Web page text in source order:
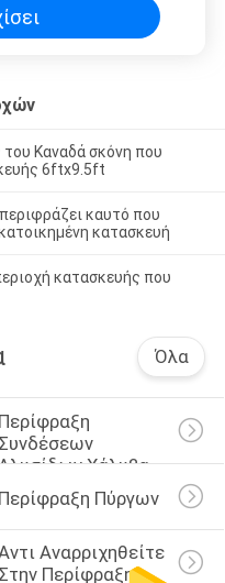
Καναδά σκόνη που
6ftx9.5ft
καυτό που
κατασκευή
κατασκευής που
Όλα
Περίφραξη
Συνδέσεων
Χάλυβα
Περίφραξη Πύργων
Αναρριχηθείτε
Στην Περίφραξη